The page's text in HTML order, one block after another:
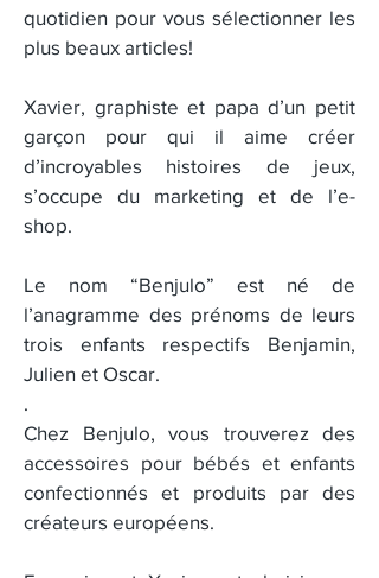
quotidien pour vous sélectionner les
plus beaux articles!
Xavier, graphiste et papa d’un petit
garçon pour qui il aime créer
d’incroyables histoires de jeux,
s’occupe du marketing et de l’e-
shop.
Le nom “Benjulo” est né de
l’anagramme des prénoms de leurs
trois enfants respectifs Benjamin,
Julien et Oscar.
Chez Benjulo, vous trouverez des
accessoires pour bébés et enfants
confectionnés et produits par des
créateurs européens.